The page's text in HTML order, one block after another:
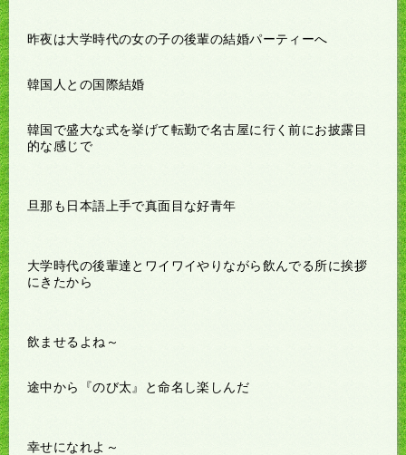
昨夜は大学時代の女の子の後輩の結婚パーティーへ
韓国人との国際結婚
韓国で盛大な式を挙げて転勤で名古屋に行く前にお披露目
的な感じで
旦那も日本語上手で真面目な好青年
大学時代の後輩達とワイワイやりながら飲んでる所に挨拶
にきたから
飲ませるよね～
途中から『のび太』と命名し楽しんだ
幸せになれよ～